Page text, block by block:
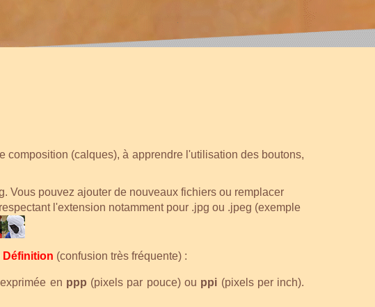
composition (calques), à apprendre l'utilisation des boutons,
Vous pouvez ajouter de nouveaux fichiers ou remplacer
l'extension notamment pour .jpg ou .jpeg (exemple
Définition (confusion très fréquente) :
en ppp (pixels par pouce) ou ppi (pixels per inch).